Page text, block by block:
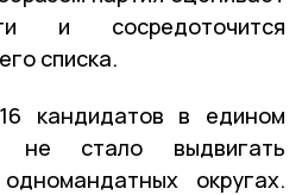
и сосредоточится
списка.
кандидатов в едином
стало выдвигать
округах.